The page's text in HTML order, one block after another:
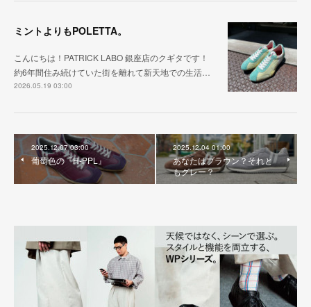
ミントよりもPOLETTA。
こんにちは！PATRICK LABO 銀座店のクギタです！
約6年間住み続けていた街を離れて新天地での生活…
2026.05.19 03:00
2025.12.07 03:00
葡萄色の『H-PPL』
2025.12.04 01:00
あなたはブラウン？それと
もグレー？